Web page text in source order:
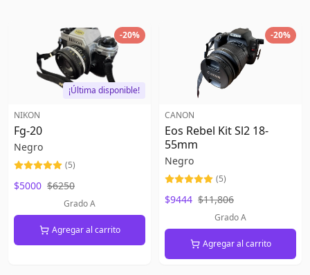
-20%
¡Última disponible!
NIKON
Fg-20
Negro
(5)
$5000 $6250
Grado A
Agregar al carrito
-20%
CANON
Eos Rebel Kit Sl2 18-
55mm
Negro
(5)
$9444 $11,806
Grado A
Agregar al carrito